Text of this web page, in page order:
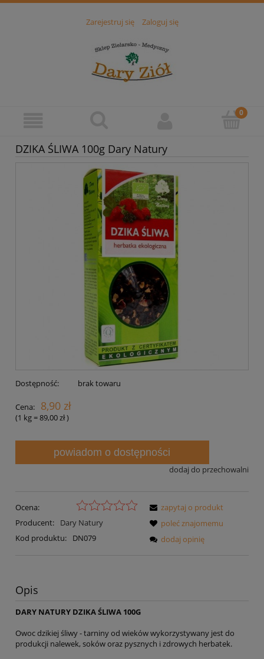
Zarejestruj się Zaloguj się
DZIKA ŚLIWA 100g Dary Natury
Dostępność: brak towaru
Cena: 8,90 zł
(1 kg=89,00 zł)
powiadom o dostępności
dodaj do przechowalni
Ocena:
Producent:
Dary Natury
Kod produktu:
DN079
zapytaj o produkt
poleć znajomemu
dodaj opinię
Opis
DARY NATURY DZIKA ŚLIWA 100G
Owoc dzikiej śliwy - tarniny od wieków wykorzystywany jest do
produkcji nalewek, soków oraz pysznych i zdrowych herbatek.